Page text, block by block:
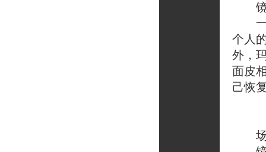
镜
一
个人
外，
面皮
己恢
场